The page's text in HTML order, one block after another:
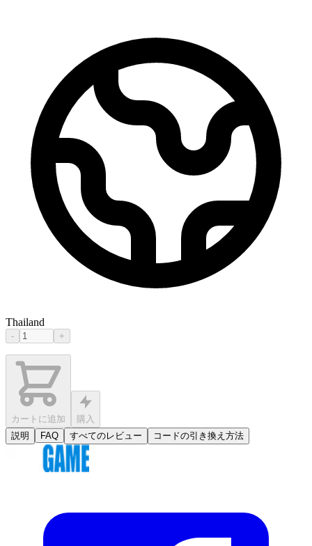
Thailand
- +
カートに追加
購入
説明
FAQ すべてのレビュー コードの引き換え方法